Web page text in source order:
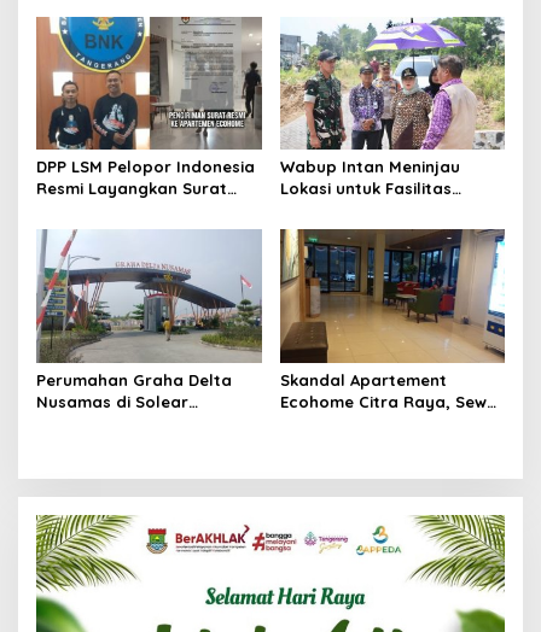
Menuju Kancah Dunia
Berkas Mandek
DPP LSM Pelopor Indonesia
Resmi Layangkan Surat
Management Ecohome dan
BNK
Wabup Intan Meninjau
Lokasi untuk Fasilitas
Tigaraksa
Perumahan Graha Delta
Nusamas di Solear
Skandal Apartement
Ecohome Citra Raya, Sewa